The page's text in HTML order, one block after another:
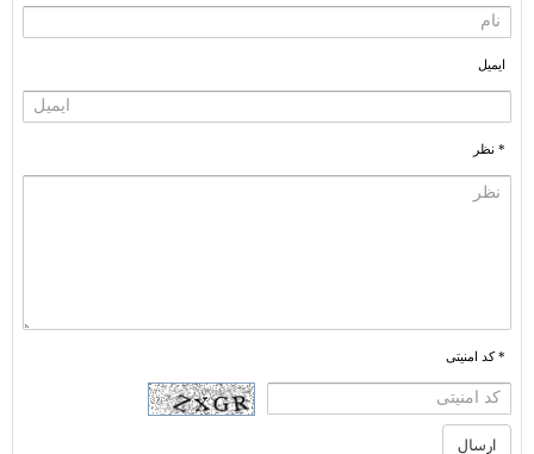
ایمیل
* نظر
* کد امنیتی